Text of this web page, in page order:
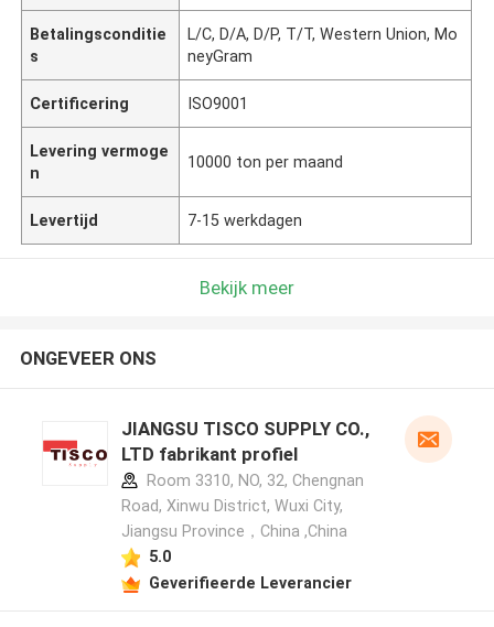
Betalingsconditie
s
L/C, D/A, D/P, T/T, Western Union, Mo
neyGram
Certificering ISO9001
Levering vermoge
n
10000 ton per maand
Levertijd 7-15 werkdagen
Bekijk meer
ONGEVEER ONS
JIANGSU TISCO SUPPLY CO.,
LTD fabrikant profiel
Room 3310, NO, 32, Chengnan
Road, Xinwu District, Wuxi City,
Jiangsu Province，China ,China
5.0
Geverifieerde Leverancier